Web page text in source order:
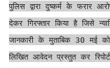
पुलिस द्वारा दुष्कर्म के फरार
देकर गिरफ्तार किया है जिसे
जानकारी के मुताबिक 30 मई को
लिखित आवेदन प्रस्तुत कर